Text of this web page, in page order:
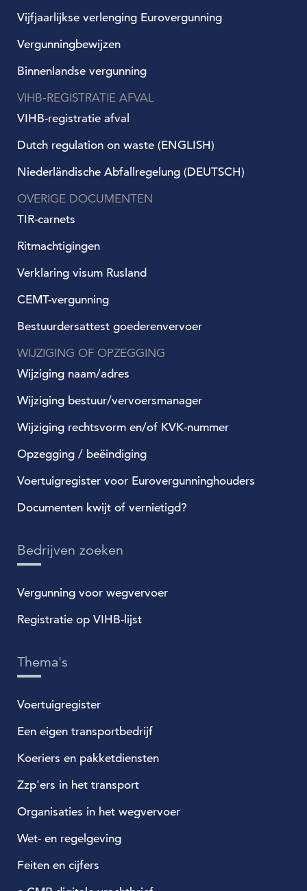
Vijfjaarlijkse verlenging Eurovergunning
Vergunningbewijzen
Binnenlandse vergunning
VIHB-REGISTRATIE AFVAL
VIHB-registratie afval
Dutch regulation on waste (ENGLISH)
Niederländische Abfallregelung (DEUTSCH)
OVERIGE DOCUMENTEN
TIR-carnets
Ritmachtigingen
Verklaring visum Rusland
CEMT-vergunning
Bestuurdersattest goederenvervoer
WIJZIGING OF OPZEGGING
Wijziging naam/adres
Wijziging bestuur/vervoersmanager
Wijziging rechtsvorm en/of KVK-nummer
Opzegging / beëindiging
Voertuigregister voor Eurovergunninghouders
Documenten kwijt of vernietigd?
Bedrijven zoeken
Vergunning voor wegvervoer
Registratie op VIHB-lijst
Thema's
Voertuigregister
Een eigen transportbedrijf
Koeriers en pakketdiensten
Zzp'ers in het transport
Organisaties in het wegvervoer
Wet- en regelgeving
Feiten en cijfers